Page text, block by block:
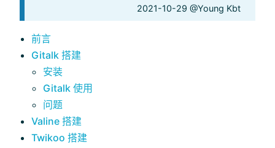
2021-10-29 @Young Kbt
前言
Gitalk 搭建
安装
Gitalk 使用
问题
Valine 搭建
Twikoo 搭建